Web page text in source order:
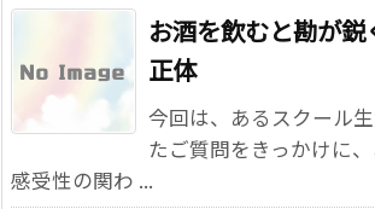
お酒を飲むと勘が
正体
今回は、あるスクール
たご質問をきっかけに
感受性の関わ ...